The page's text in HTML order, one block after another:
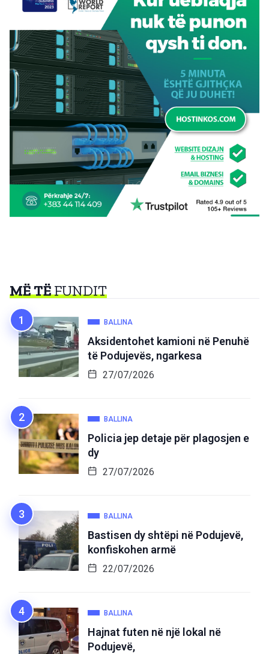
MË TËFUNDIT
BALLINA
Aksidentohet kamioni në Penuhë
të Podujevës, ngarkesa
27/07/2026
BALLINA
Policia jep detaje për plagosjen e
dy
27/07/2026
BALLINA
Bastisen dy shtëpi në Podujevë,
konfiskohen armë
22/07/2026
BALLINA
Hajnat futen në një lokal në
Podujevë,